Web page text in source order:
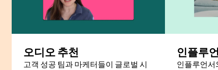
오디오 추천
고객 성공 팀과 마케터들이 글로벌 시
인플루
인플루언서